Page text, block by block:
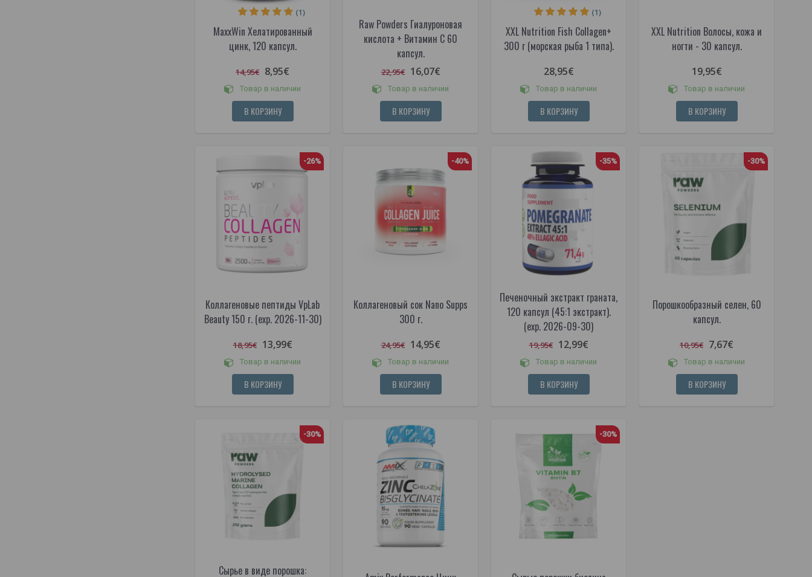
MaxxWin Хелатированный
цинк, 120 капсул.
(1)
14,95€ 8,95€
Товар в наличии
В КОРЗИНУ
Raw Powders Гиалуроновая
кислота + Витамин С 60
капсул.
22,95€ 16,07€
Товар в наличии
В КОРЗИНУ
XXL Nutrition Fish Collagen+
300 г (морская рыба 1 типа).
(1)
28,95€
Товар в наличии
В КОРЗИНУ
XXL Nutrition Волосы, кожа и
ногти - 30 капсул.
19,95€
Товар в наличии
В КОРЗИНУ
-26%
Коллагеновые пептиды VpLab
Beauty 150 г. (exp. 2026-11-30)
18,95€ 13,99€
Товар в наличии
В КОРЗИНУ
-40%
Коллагеновый сок Nano Supps
300 г.
24,95€ 14,95€
Товар в наличии
В КОРЗИНУ
-35%
Печеночный экстракт граната,
120 капсул (45:1 экстракт).
(exp. 2026-09-30)
19,95€ 12,99€
Товар в наличии
В КОРЗИНУ
-30%
Порошкообразный селен, 60
капсул.
10,95€ 7,67€
Товар в наличии
В КОРЗИНУ
-30%
Сырье в виде порошка:
-30%